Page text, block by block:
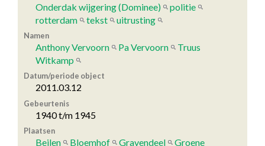
Onderdak wijgering (Dominee)
politie
rotterdam
tekst uitrusting
Namen
Anthony Vervoorn Pa Vervoorn
Truus
Witkamp
Datum/periode object
2011.03.12
Gebeurtenis
1940 t/m 1945
Plaatsen
Beilen Bloemhof Gravendeel
Groene